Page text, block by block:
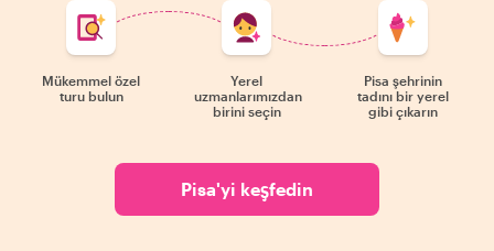
Mükemmel özel
turu bulun
Yerel
uzmanlarımızdan
birini seçin
Pisa şehrinin
tadını bir yerel
gibi çıkarın
Pisa'yi keşfedin